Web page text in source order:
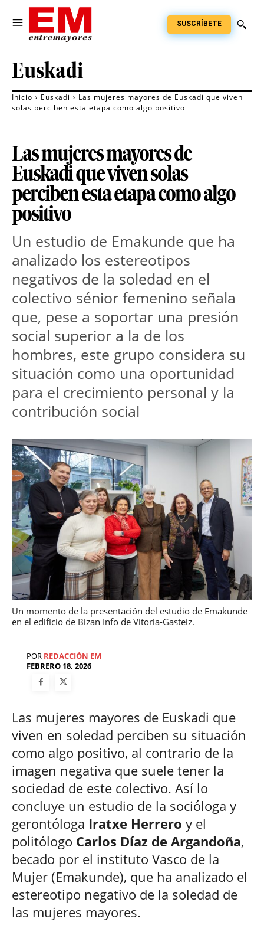
SUSCRÍBETE
Euskadi
Inicio Euskadi
Las mujeres mayores de Euskadi que viven
solas perciben esta etapa como algo positivo
Las mujeres mayores de
Euskadi que viven solas
perciben esta etapa como algo
positivo
Un estudio de Emakunde que ha
analizado los estereotipos
negativos de la soledad en el
colectivo sénior femenino señala
que, pese a soportar una presión
social superior a la de los
hombres, este grupo considera su
situación como una oportunidad
para el crecimiento personal y la
contribución social
Un momento de la presentación del estudio de Emakunde
en el edificio de Bizan Info de Vitoria-Gasteiz.
POR REDACCIÓN EM
FEBRERO 18, 2026
Las mujeres mayores de Euskadi que
viven en soledad perciben su situación
como algo positivo, al contrario de la
imagen negativa que suele tener la
sociedad de este colectivo. Así lo
concluye un estudio de la socióloga y
gerontóloga Iratxe Herrero y el
politólogo Carlos Díaz de Argandoña,
becado por el instituto Vasco de la
Mujer (Emakunde), que ha analizado el
estereotipo negativo de la soledad de
las mujeres mayores.